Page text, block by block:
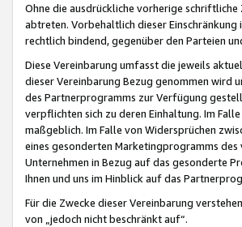
Ohne die ausdrückliche vorherige
abtreten. Vorbehaltlich dieser
rechtlich bindend, gegenüber den Parteien
Diese Vereinbarung umfasst die jeweils
dieser Vereinbarung Bezug genommen wird
des Partnerprogramms zur Verfügung
verpflichten sich zu deren Einhaltung. Im
maßgeblich. Im Falle von Widersprüchen
eines gesonderten Marketingprogramms
Unternehmen in Bezug auf das gesonderte
Ihnen und uns im Hinblick auf das
Für die Zwecke dieser Vereinbarung
von „jedoch nicht beschränkt auf“.